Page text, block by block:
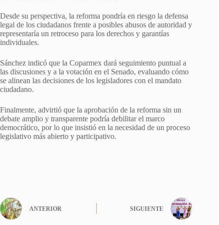
Desde su perspectiva, la reforma pondría en riesgo la defensa
legal de los ciudadanos frente a posibles abusos de autoridad y
representaría un retroceso para los derechos y garantías
individuales.
Sánchez indicó que la Coparmex dará seguimiento puntual a
las discusiones y a la votación en el Senado, evaluando cómo
se alinean las decisiones de los legisladores con el mandato
ciudadano.
Finalmente, advirtió que la aprobación de la reforma sin un
debate amplio y transparente podría debilitar el marco
democrático, por lo que insistió en la necesidad de un proceso
legislativo más abierto y participativo.
ANTERIOR SIGUIENTE